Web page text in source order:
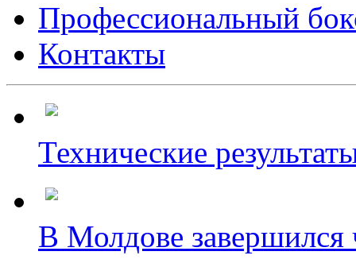
Профессиональный
Контакты
Технические
В Молдове завершился